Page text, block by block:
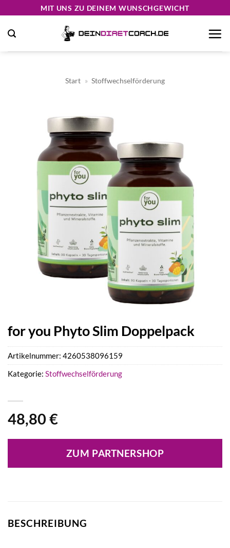
springen
MIT UNS ZU DEINEM WUNSCHGEWICHT
Start » Stoffwechselförderung
for you Phyto Slim Doppelpack
48,80 €
ZUM PARTNERSHOP
Artikelnummer: 4260538096159
Kategorie: Stoffwechselförderung
BESCHREIBUNG